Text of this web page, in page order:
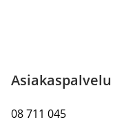
Asiakaspalvelu
08 711 045